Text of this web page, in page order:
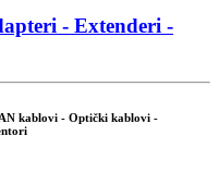
- Extenderi -
kablovi - Optički kablovi -